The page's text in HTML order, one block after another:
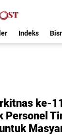
Indeks
ke-
Personel